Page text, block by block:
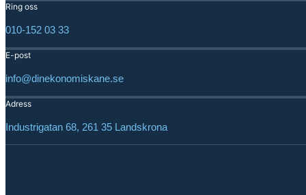
Ring oss
010-152 03 33
E-post
info@dinekonomiskane.se
Adress
Industrigatan 68, 261 35 Landskrona